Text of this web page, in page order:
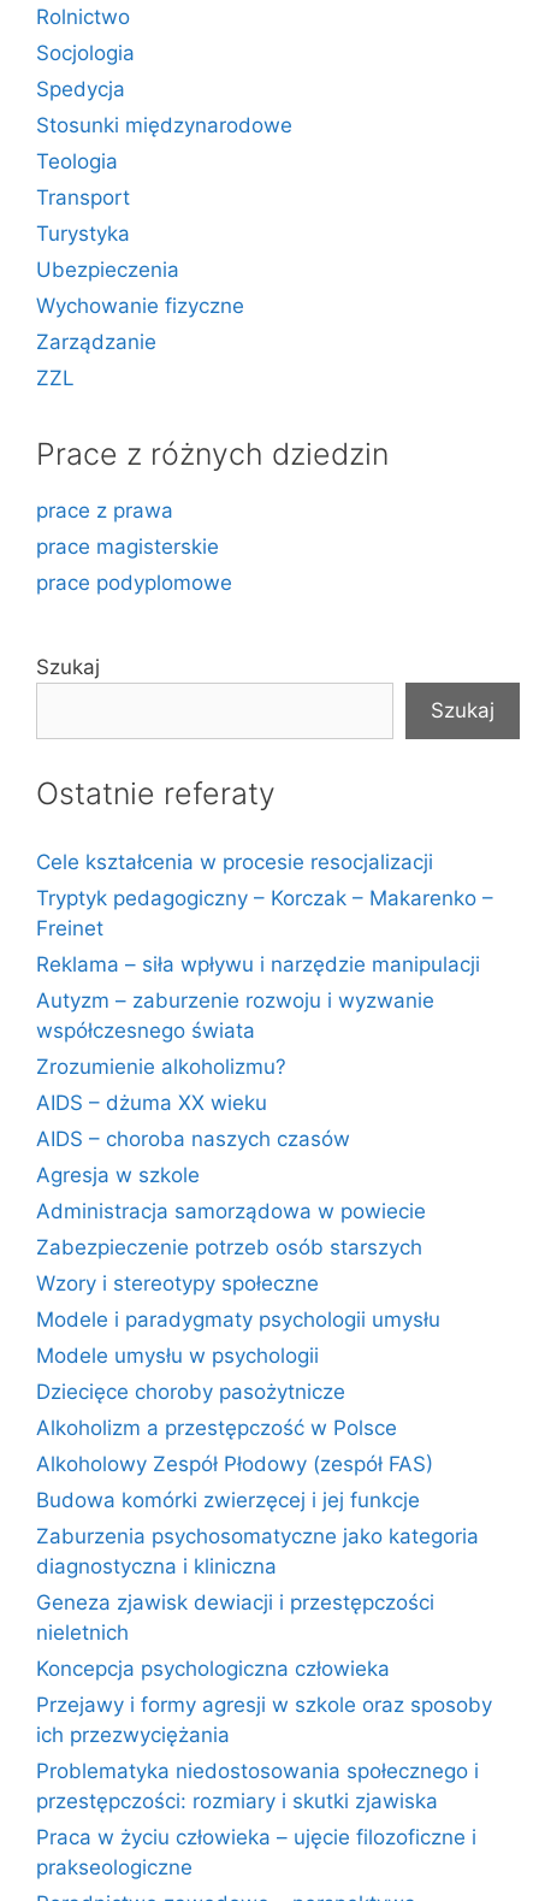
Rolnictwo
Socjologia
Spedycja
Stosunki międzynarodowe
Teologia
Transport
Turystyka
Ubezpieczenia
Wychowanie fizyczne
Zarządzanie
ZZL
Prace z różnych dziedzin
prace z prawa
prace magisterskie
prace podyplomowe
Szukaj
Szukaj
Ostatnie referaty
Cele kształcenia w procesie resocjalizacji
Tryptyk pedagogiczny – Korczak – Makarenko –
Freinet
Reklama – siła wpływu i narzędzie manipulacji
Autyzm – zaburzenie rozwoju i wyzwanie
współczesnego świata
Zrozumienie alkoholizmu?
AIDS – dżuma XX wieku
AIDS – choroba naszych czasów
Agresja w szkole
Administracja samorządowa w powiecie
Zabezpieczenie potrzeb osób starszych
Wzory i stereotypy społeczne
Modele i paradygmaty psychologii umysłu
Modele umysłu w psychologii
Dziecięce choroby pasożytnicze
Alkoholizm a przestępczość w Polsce
Alkoholowy Zespół Płodowy (zespół FAS)
Budowa komórki zwierzęcej i jej funkcje
Zaburzenia psychosomatyczne jako kategoria
diagnostyczna i kliniczna
Geneza zjawisk dewiacji i przestępczości
nieletnich
Koncepcja psychologiczna człowieka
Przejawy i formy agresji w szkole oraz sposoby
ich przezwyciężania
Problematyka niedostosowania społecznego i
przestępczości: rozmiary i skutki zjawiska
Praca w życiu człowieka – ujęcie filozoficzne i
prakseologiczne